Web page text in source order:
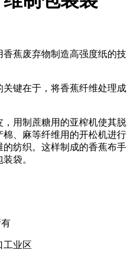
蕉废弃物制造高强度纸的技
键在于，将香蕉纤维处理成
用制蔗糖用的亚榨机使其脱
、麻等纤维用的开松机进行
纺织。这样制成的香蕉布手
袋。
工业区